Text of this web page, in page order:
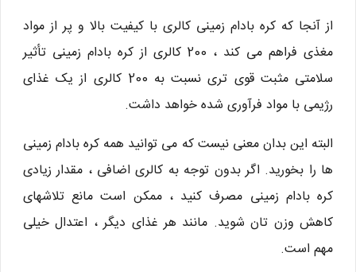
از آنجا که کره بادام زمینی کالری با کیفیت بالا و پر از مواد
مغذی فراهم می کند ، 200 کالری از کره بادام زمینی تأثیر
سلامتی مثبت قوی تری نسبت به 200 کالری از یک غذای
رژیمی با مواد فرآوری شده خواهد داشت.
البته این بدان معنی نیست که می توانید همه کره بادام زمینی
ها را بخورید. اگر بدون توجه به کالری اضافی ، مقدار زیادی
کره بادام زمینی مصرف کنید ، ممکن است مانع تلاشهای
کاهش وزن تان شوید. مانند هر غذای دیگر ، اعتدال خیلی
مهم است.